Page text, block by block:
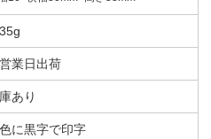
業日出荷
あり
に黒字で印字